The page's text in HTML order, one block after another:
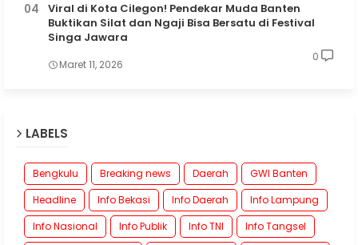
Viral di Kota Cilegon! Pendekar Muda Banten
Buktikan Silat dan Ngaji Bisa Bersatu di Festival
Singa Jawara
Maret 11, 2026
0
LABELS
Bengkulu Breaking news Daerah
GWI Banten
Headline
Info Bekasi Info Daerah
Info Lampung
Info Nasional
Info Publik Info TNI
Info Tangsel